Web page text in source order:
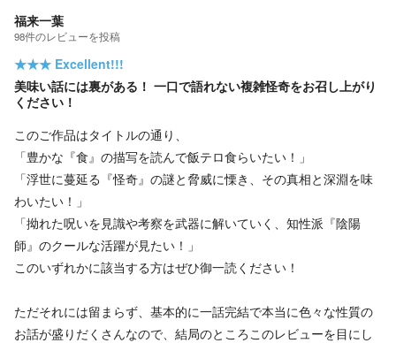
福来一葉
98件のレビューを投稿
★★★ Excellent!!!
美味い話には裏がある！ 一口で語れない複雑怪奇をお召し上がり
ください！
このご作品はタイトルの通り、
「豊かな『食』の描写を読んで飯テロ食らいたい！」
「浮世に蔓延る『怪奇』の謎と脅威に慄き、その真相と深淵を味
わいたい！」
「拗れた呪いを見識や考察を武器に解いていく、知性派『陰陽
師』のクールな活躍が見たい！」
このいずれかに該当する方はぜひ御一読ください！
ただそれには留まらず、基本的に一話完結で本当に色々な性質の
お話が盛りだくさんなので、結局のところこのレビューを目にし